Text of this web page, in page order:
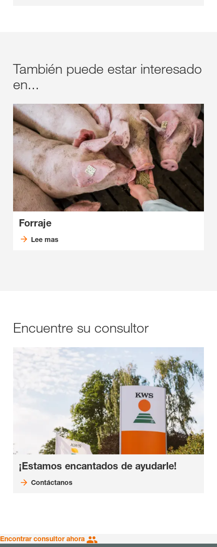
También puede estar interesado
en...
Forraje
Lee mas
Encuentre su consultor
¡Estamos encantados de ayudarle!
Contáctanos
Encontrar consultor ahora